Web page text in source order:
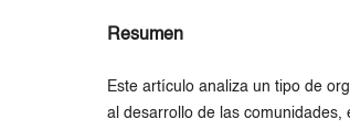
Resumen
Este artículo analiza un tipo de
al desarrollo de las comunidades,